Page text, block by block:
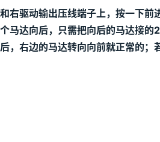
右驱动输出压线端子上，按一下前
马达向后，只需把向后的马达接
，右边的马达转向向前就正常的；